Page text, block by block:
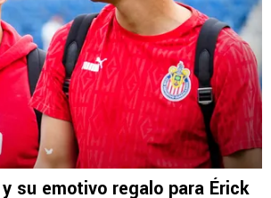
su emotivo regalo para Érick